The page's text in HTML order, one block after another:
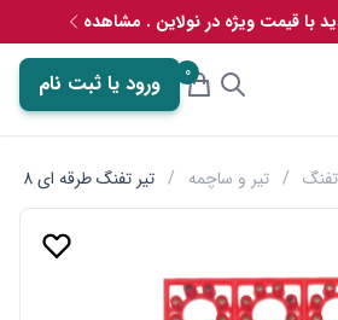
با قیمت ویژه در نولاین . مشاهده
0 ورود یا ثبت نام
تفنگ / تیر و ساچمه / تیر تفنگ طرقه ای 8 تایی مدل 18 خشاب